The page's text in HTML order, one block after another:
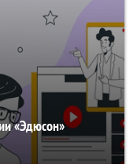
«Эдюсон»